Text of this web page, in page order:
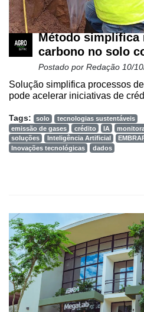
Método simplifica
carbono no solo
Postado por Redação 10/
Solução simplifica processos
pode acelerar iniciativas de
Tags: solo
tecnologias sustentáveis
emissão de gases
crédito IA
soluções
Inteligência Artificial
Inovações tecnológicas
dados